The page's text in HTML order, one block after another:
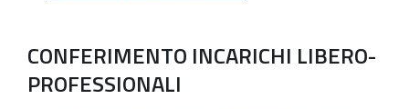
CONFERIMENTO INCARICHI LIBERO-
PROFESSIONALI